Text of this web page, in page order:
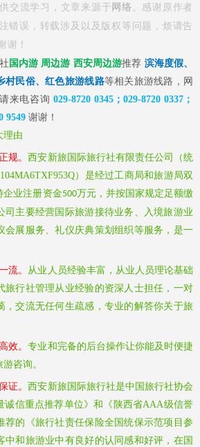
交流学习，文章来源于 网络 。感谢原作者
错误，转载涉及以及版权等问题，烦请告
谢！
国内游 周边游 西安周边游推荐 滨海度假、
村民俗、红色旅游线路等相关旅游线路，网
来电咨询 029-8720 0345；029-8720 0337；
9549 谢谢！
理由
规。西安新旅国际旅行社有限责任公司（统
）是经过工商局和旅游局双
企业注册资金500万元，并按国家规定足额缴
司主要经营国际旅游接待业务、入境旅游业
会展服务、礼仪庆典策划组织等服务，是一
流。
从业人员经验丰富，从业人员理论基础
旅行社管理从业经验的资深人士担任，一对
，交流无任何生疏感，专业的解答你关于旅
效。专业和完备的后台操作让你能及时便捷
咨询。
证。西安新旅国际旅行社是中国旅行社协会
诚信重点推荐单位》和《陕西省AAA级信誉
荐的《旅行社责任保险全国统保示范项目参
中和旅游业中有良好的认同感和好评，在国